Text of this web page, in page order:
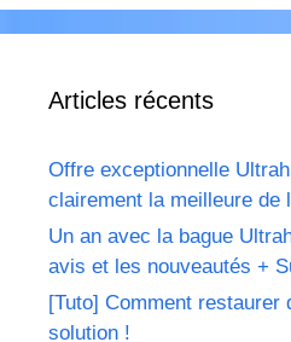
Articles récents
Offre exceptionnelle
clairement la meilleure de
Un an avec la bague
avis et les nouveautés +
[Tuto] Comment restaurer
solution !